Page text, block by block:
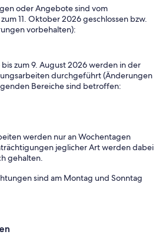
oder Angebote sind vom
11. Oktober 2026 geschlossen bzw.
vorbehalten):
zum 9. August 2026 werden in der
durchgeführt (Änderungen
Bereiche sind betroffen:
werden nur an Wochentagen
jeglicher Art werden dabei
gehalten.
sind am Montag und Sonntag